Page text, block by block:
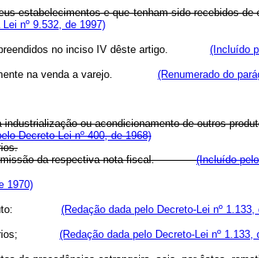
estabelecimentos e que tenham sido recebidos
nº 9.532, de 1997)
no inciso IV dêste artigo. (Incluído
na venda a varejo. (Renumerado do
na industrialização ou acondicionamento de
Decreto-Lei nº 400, de 1968)
da emissão da respectiva nota-fiscal.(Incluído
1970)
o produto: (Redação dada pelo Decreto-Lei nº 1.133,
(Redação dada pelo Decreto-Lei nº 1.133,